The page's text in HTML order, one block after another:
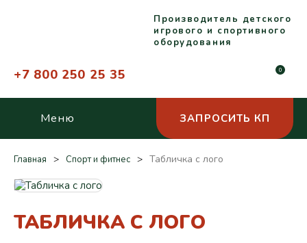
Производитель детского
игрового и спортивного
оборудования
+7 800 250 25 35 0
Меню ЗАПРОСИТЬ КП
Главная Спорт и фитнес Табличка с лого
ТАБЛИЧКА С ЛОГО